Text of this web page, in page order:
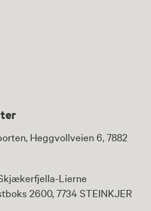
Heggvollveien 6, 7882
Lierne
2600, 7734 STEINKJER